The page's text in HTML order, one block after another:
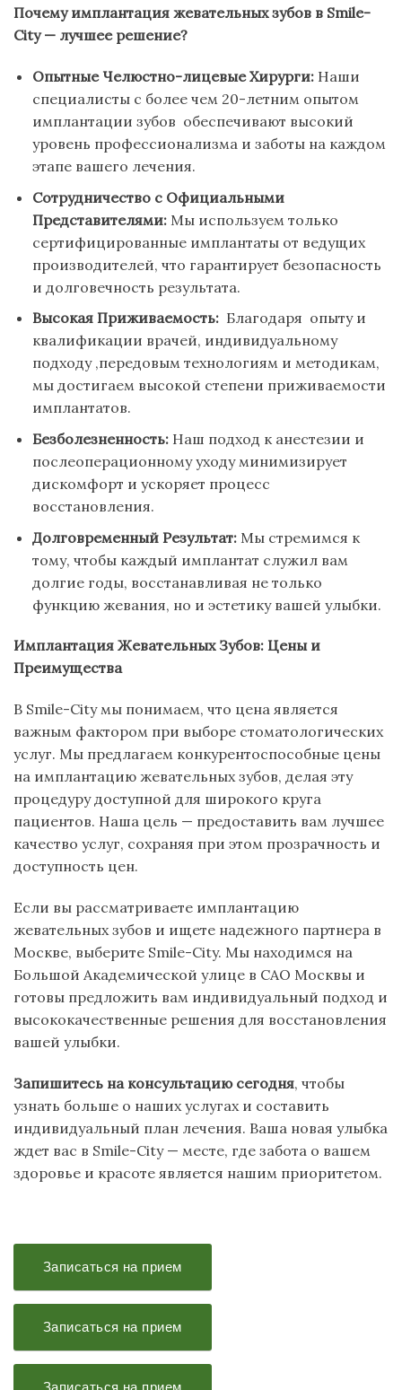
Почемуимплантация жевательныхзубов в Smile-
City— лучшее решение?
Опытные Челюстно-лицевые Хирурги:Наши
специалисты с более чем 20-летним опытом
имплантации зубов обеспечивают высокий
уровень профессионализма и заботы на каждом
этапе вашего лечения.
Сотрудничество с Официальными
Представителями:Мы используем только
сертифицированные имплантаты от ведущих
производителей, что гарантирует безопасность
и долговечность результата.
Высокая Приживаемость:Благодаря опыту и
квалификации врачей, индивидуальному
подходу ,передовым технологиям и методикам,
мы достигаем высокой степени приживаемости
имплантатов.
Безболезненность:Наш подход к анестезии и
послеоперационному уходу минимизирует
дискомфорт и ускоряет процесс
восстановления.
Долговременный Результат:Мы стремимся к
тому, чтобы каждый имплантат служил вам
долгие годы, восстанавливая не только
функцию жевания, но и эстетику вашей улыбки.
Имплантация Жевательных Зубов: Цены и
Преимущества
В Smile-City мы понимаем, что цена является
важным фактором при выборе стоматологических
услуг. Мы предлагаем конкурентоспособные цены
на имплантацию жевательных зубов, делая эту
процедуру доступной для широкого круга
пациентов. Наша цель — предоставить вам лучшее
качество услуг, сохраняя при этом прозрачность и
доступность цен.
Если вы рассматриваете имплантацию
жевательных зубов и ищете надежного партнера в
Москве, выберите Smile-City. Мы находимся на
Большой Академической улице в САО Москвы и
готовы предложить вам индивидуальный подход и
высококачественные решения для восстановления
вашей улыбки.
Запишитесь на консультацию сегодня, чтобы
узнать больше о наших услугах и составить
индивидуальный план лечения. Ваша новая улыбка
ждет вас в Smile-City — месте, где забота о вашем
здоровье и красоте является нашим приоритетом.
Записаться на прием
Записаться на прием